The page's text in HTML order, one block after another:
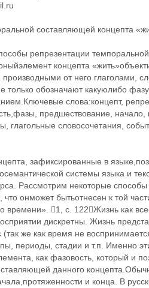
составляющей концепта
репрезентации
концепта
от него глаголами,
только обозначают какуюлибо
слова:концепт,
предшествование, начало,
глагольные словосочетания,
зафиксированные в
системы языка и
Рассмотрим некоторые
онможет бытьотнесен к той
времени». 1, с. 122Жизнь как
дискретны. Жизнь
же как время не
периоды, стадии и т.п. Именно
как фазовость, который и
данного
и конца. В